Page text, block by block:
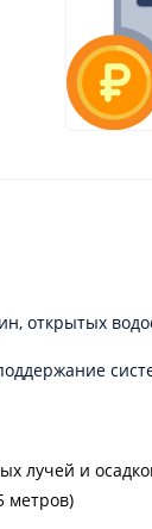
открытых
лучей и
метров)